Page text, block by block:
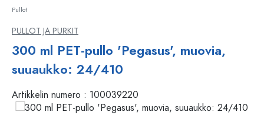
Pullot
PULLOT JA PURKIT
300 ml PET-pullo 'Pegasus', muovia,
suuaukko: 24/410
Artikkelin numero : 100039220